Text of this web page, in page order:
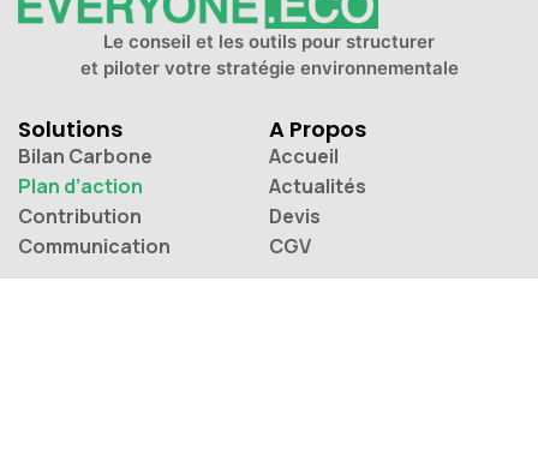
Le conseil et les outils pour structurer
et piloter votre stratégie environnementale
Solutions
Bilan Carbone
Plan d’action
Contribution
Communication
A Propos
Accueil
Actualités
Devis
CGV